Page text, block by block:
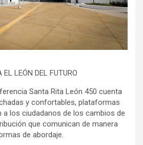
LEÓN DEL FUTURO
Santa Rita León 450 cuenta
y confortables, plataformas
a los ciudadanos de los cambios de
que comunican de manera
de abordaje.